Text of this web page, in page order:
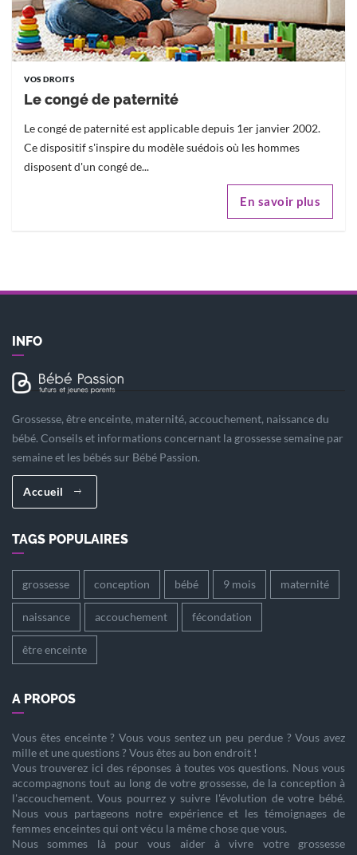
VOS DROITS
Le congé de paternité
Le congé de paternité est applicable depuis 1er janvier 2002.
Ce dispositif s'inspire du modèle suédois où les hommes
disposent d'un congé de...
En savoir plus
INFO
Grossesse, être enceinte, maternité, accouchement, naissance du
bébé. Conseils et informations concernant la grossesse semaine par
semaine et les bébés sur Bébé Passion.
Accueil
TAGS POPULAIRES
grossesse conception bébé 9 mois maternité
naissance accouchement fécondation
être enceinte
A PROPOS
Vous êtes enceinte? Vous vous sentez un peu perdue ? Vous avez
mille et une questions ? Vous êtes au bon endroit !
Vous trouverez ici des réponses à toutes vos questions. Nous vous
accompagnons tout au long de votre grossesse, de la conception à
l'accouchement. Vous pourrez y suivre l'évolution de votre bébé.
Nous vous partageons notre expérience et les témoignages de
femmes enceintes qui ont vécu la même chose que vous.
Nous sommes là pour vous aider à vivre votre grossesse